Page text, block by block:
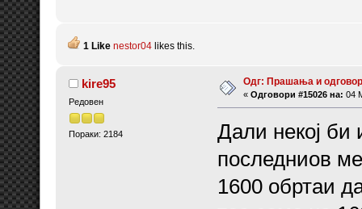
1 Like nestor04likes this.
kire95
Редовен
Пораки: 2184
Одг: Прашања и
« Одговори #15026 на: 04
Дали некој
последниов
1600 обртаи